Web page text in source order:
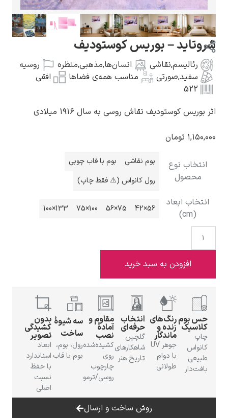
گوستاو کلیمت
ادوارد مونک
کامی پیسارو
ادوارد هاپر
ادگار دگا
– بوریس کوستودیف
,نقاشی انسان‌ها, مذهبی,منظره
روسیه
,صورتی مناسب همه‌ی فضاها
افقی
کوستودیف نقاش روسی به سال ۱۹۱۶ میلادی
تومان
نوع
بوم نقاشی
بوم با قاب چوبی
رول کانواس (⚠️ فقط چاپ)
ابعاد
56×42
75×56
100×75
133×100
افزودن به سبد خرید
رنگ‌های
زنده و
ماندگار
جوهر UV
با دوام
طولانی
انتخاب
حرفه‌ای
گلچین
شاهکارهای
تاریخ هنر
مقاوم و
آمادهٔ
نصب
کشیده‌شده
روی
چارچوب
سه شیوهٔ
ساخت
رول، بوم،
بوم با قاب
بدون
کشیدگی
تصویر
ابعاد
استاندارد
نسبت
روش ساخت و ارسال